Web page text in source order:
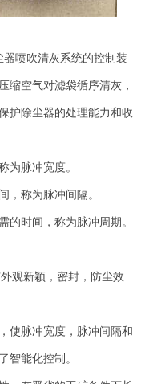
喷吹清灰系统的控制装
缩空气对滤袋循序清灰，
护除尘器的处理能力和收
为脉冲宽度。
，称为脉冲间隔。
的时间，称为脉冲周期。
观新颖，密封，防尘效
使脉冲宽度，脉冲间隔和
智能化控制。